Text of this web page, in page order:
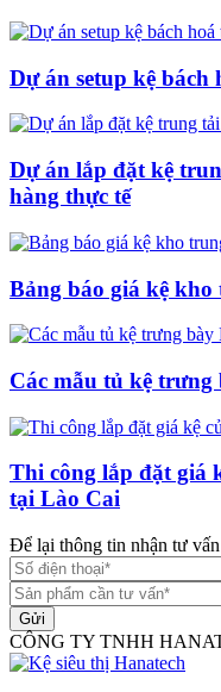
Dự án setup kệ
Dự án lắp đặt kệ
hàng thực tế
Bảng báo giá kệ
Các mẫu tủ kệ trưng
Thi công lắp đặt giá
tại Lào Cai
Để lại thông tin nhận tư vấn
Gửi
CÔNG TY TNHH